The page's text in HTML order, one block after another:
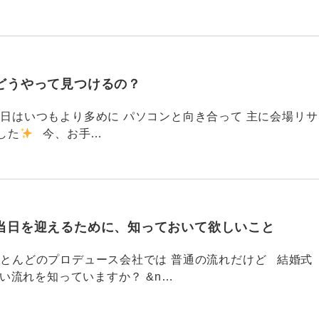
うやって見つけるの？
いつもより多めに パソコンと向き合って 主に会場リサ
た
今、お手…
日を迎えるために、知っておいて欲しいこと
んどのプロデュース会社では 普通の流れだけど 結婚式
流れを知っていますか？ &n…